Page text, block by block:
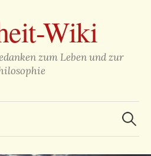
Wiki
zum Leben und zur
Suchen
nach: